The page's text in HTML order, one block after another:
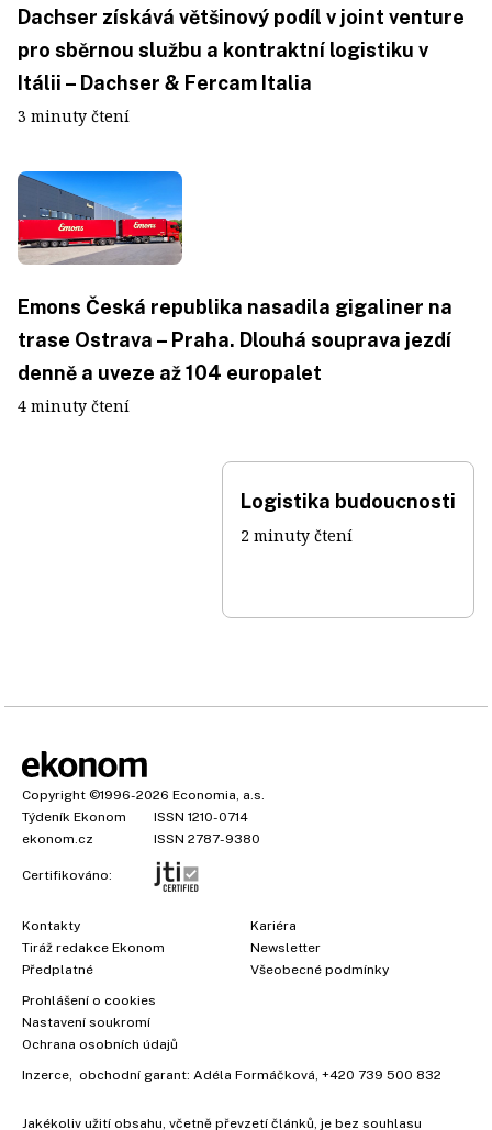
Dachser získává většinový podíl v joint venture
pro sběrnou službu a kontraktní logistiku v
Itálii – Dachser & Fercam Italia
3 minuty čtení
Emons Česká republika nasadila gigaliner na
trase Ostrava – Praha. Dlouhá souprava jezdí
denně a uveze až 104 europalet
4 minuty čtení
Logistika budoucnosti
2 minuty čtení
Copyright ©1996-2026 Economia, a.s.
Týdeník Ekonom
ISSN 1210-0714
ekonom.cz
ISSN 2787-9380
Certifikováno:
Kontakty
Tiráž redakce Ekonom
Předplatné
Kariéra
Newsletter
Všeobecné podmínky
Prohlášení o cookies
Nastavení soukromí
Ochrana osobních údajů
Inzerce , obchodní garant: Adéla Formáčková +420 739 500 832
Jakékoliv užití obsahu, včetně převzetí článků, je bez souhlasu